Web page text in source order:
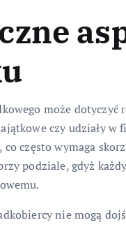
może
czy udziały w
często wymaga
podziale, gdyż
nie mogą